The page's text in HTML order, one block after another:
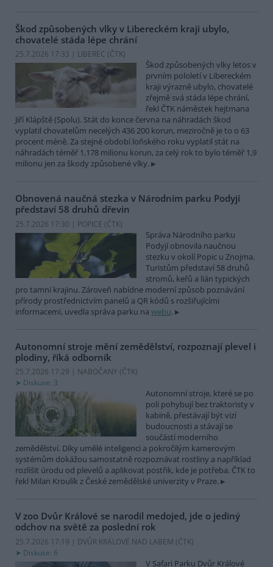
Škod způsobených vlky v Libereckém kraji ubylo,
chovatelé stáda lépe chrání
25.7.2026 17:33 | LIBEREC (ČTK)
Škod způsobených vlky letos v
prvním pololetí v Libereckém
kraji výrazně ubylo, chovatelé
zřejmě svá stáda lépe chrání,
řekl ČTK náměstek hejtmana
Jiří Klápště (Spolu). Stát do konce června na náhradách škod
vyplatil chovatelům necelých 436 200 korun, meziročně je to o 63
procent méně. Za stejné období loňského roku vyplatil stát na
náhradách téměř 1,178 milionu korun, za celý rok to bylo téměř 1,9
milionu jen za škody způsobené vlky.
Obnovená naučná stezka v Národním parku Podyjí
představí 58 druhů dřevin
25.7.2026 17:30 | POPICE (ČTK)
Správa Národního parku
Podyjí obnovila naučnou
stezku v okolí Popic u Znojma.
Turistům představí 58 druhů
stromů, keřů a lián typických
pro tamní krajinu. Zároveň nabídne moderní způsob poznávání
přírody prostřednictvím panelů a QR kódů s rozšiřujícími
informacemi, uvedla správa parku na webu.
Autonomní stroje mění zemědělství, rozpoznají plevel i
plodiny, říká odborník
25.7.2026 17:29 | NABOČANY (ČTK)
Diskuse: 3
Autonomní stroje, které se po
poli pohybují bez traktoristy v
kabině, přestávají být vizí
budoucnosti a stávají se
součástí moderního
zemědělství. Díky umělé inteligenci a pokročilým kamerovým
systémům dokážou samostatně rozpoznávat rostliny a například
rozlišit úrodu od plevelů a aplikovat postřik, kde je potřeba. ČTK to
řekl Milan Kroulík z České zemědělské univerzity v Praze.
V zoo Dvůr Králové se narodil medojed, jde o jediný
odchov na světě za poslední rok
25.7.2026 17:19 | DVŮR KRÁLOVÉ NAD LABEM (ČTK)
Diskuse: 6
V Safari Parku Dvůr Králové